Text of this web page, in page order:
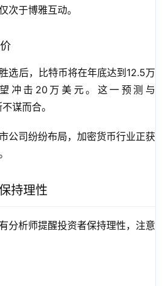
次于博雅互动。
选后，比特币将在年底达到12.5万
冲击20万美元。这一预测与
谋而合。
公司纷纷布局，加密货币行业正获
持理性
分析师提醒投资者保持理性，注意